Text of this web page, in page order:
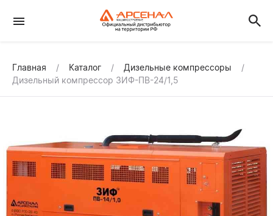
Главная Каталог
Дизельные компрессоры
Дизельный компрессор ЗИФ-ПВ-24/1,5